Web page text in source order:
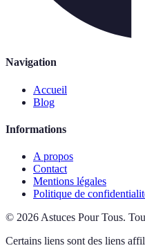
Navigation
Accueil
Blog
Informations
A propos
Contact
Mentions légales
Politique de
© 2026 Astuces Pour Tous.
Certains liens sont des liens